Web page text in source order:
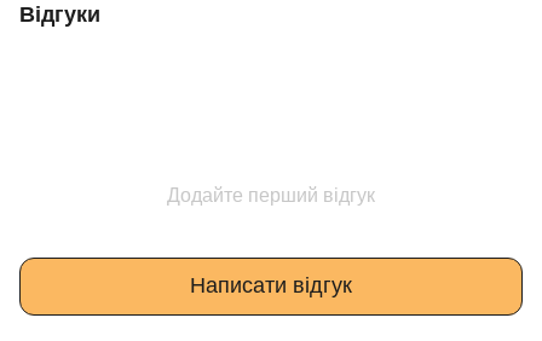
Відгуки
Додайте перший відгук
Написати відгук